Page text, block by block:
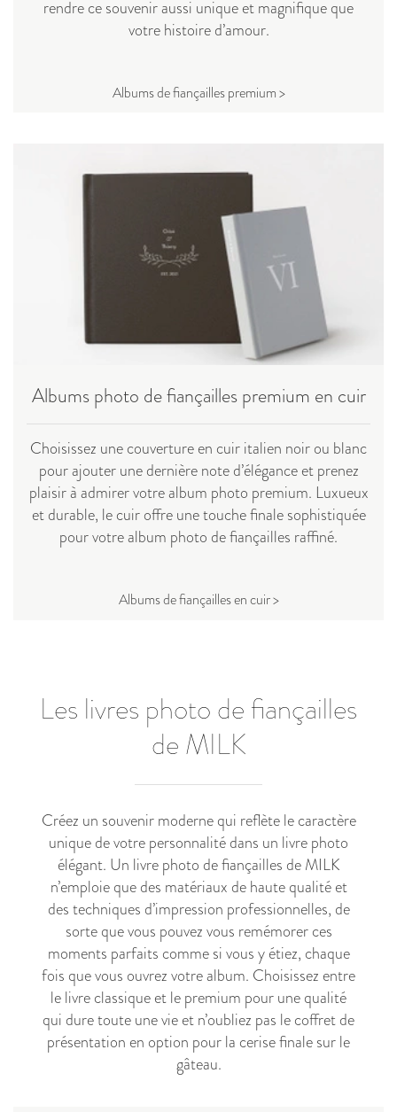
rendre ce souvenir aussi unique et magnifique que
votre histoire d’amour.
Albums de fiançailles premium >
Albums photo de fiançailles premium en cuir
Choisissez une couverture en cuir italien noir ou blanc
pour ajouter une dernière note d’élégance et prenez
plaisir à admirer votre album photo premium. Luxueux
et durable, le cuir offre une touche finale sophistiquée
pour votre album photo de fiançailles raffiné.
Albums de fiançailles en cuir >
Les livres photo de fiançailles
de MILK
Créez un souvenir moderne qui reflète le caractère
unique de votre personnalité dans un livre photo
élégant. Un livre photo de fiançailles de MILK
n’emploie que des matériaux de haute qualité et
des techniques d’impression professionnelles, de
sorte que vous pouvez vous remémorer ces
moments parfaits comme si vous y étiez, chaque
fois que vous ouvrez votre album. Choisissez entre
le livre classique et le premium pour une qualité
qui dure toute une vie et n’oubliez pas le coffret de
présentation en option pour la cerise finale sur le
gâteau.